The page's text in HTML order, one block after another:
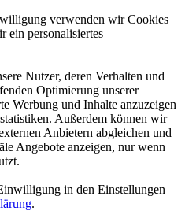
verwenden wir Cookies
ein personalisiertes
Nutzer, deren Verhalten und
Optimierung unserer
Werbung und Inhalte anzuzeigen
Außerdem können wir
Anbietern abgleichen und
Angebote anzeigen, nur wenn
in den Einstellungen
.